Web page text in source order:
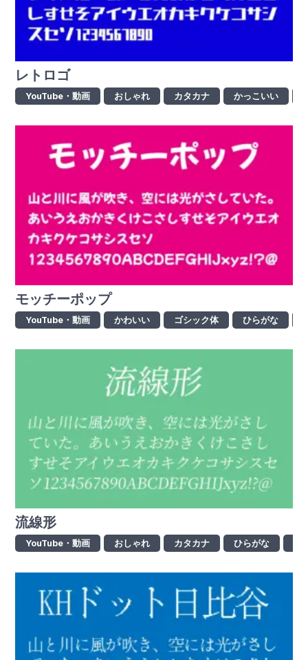
レトロゴ
YouTube・動画 おしゃれ カタカナ かっこいい
モッチーポップ
YouTube・動画 かわいい ゴシック体 ひらがな
流線形
YouTube・動画 おしゃれ カタカナ ひらがな